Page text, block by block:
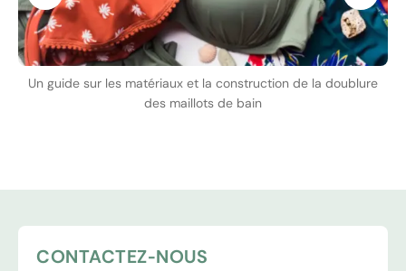
Un guide sur les matériaux et la construction de la doublure
des maillots de bain
CONTACTEZ-NOUS